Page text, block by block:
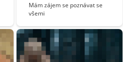
Mám zájem se poznávat se
všemi